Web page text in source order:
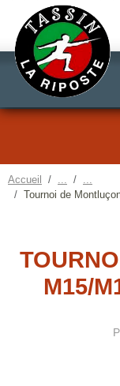
Accueil
Tournoi de
M15/
Panneau de gestion